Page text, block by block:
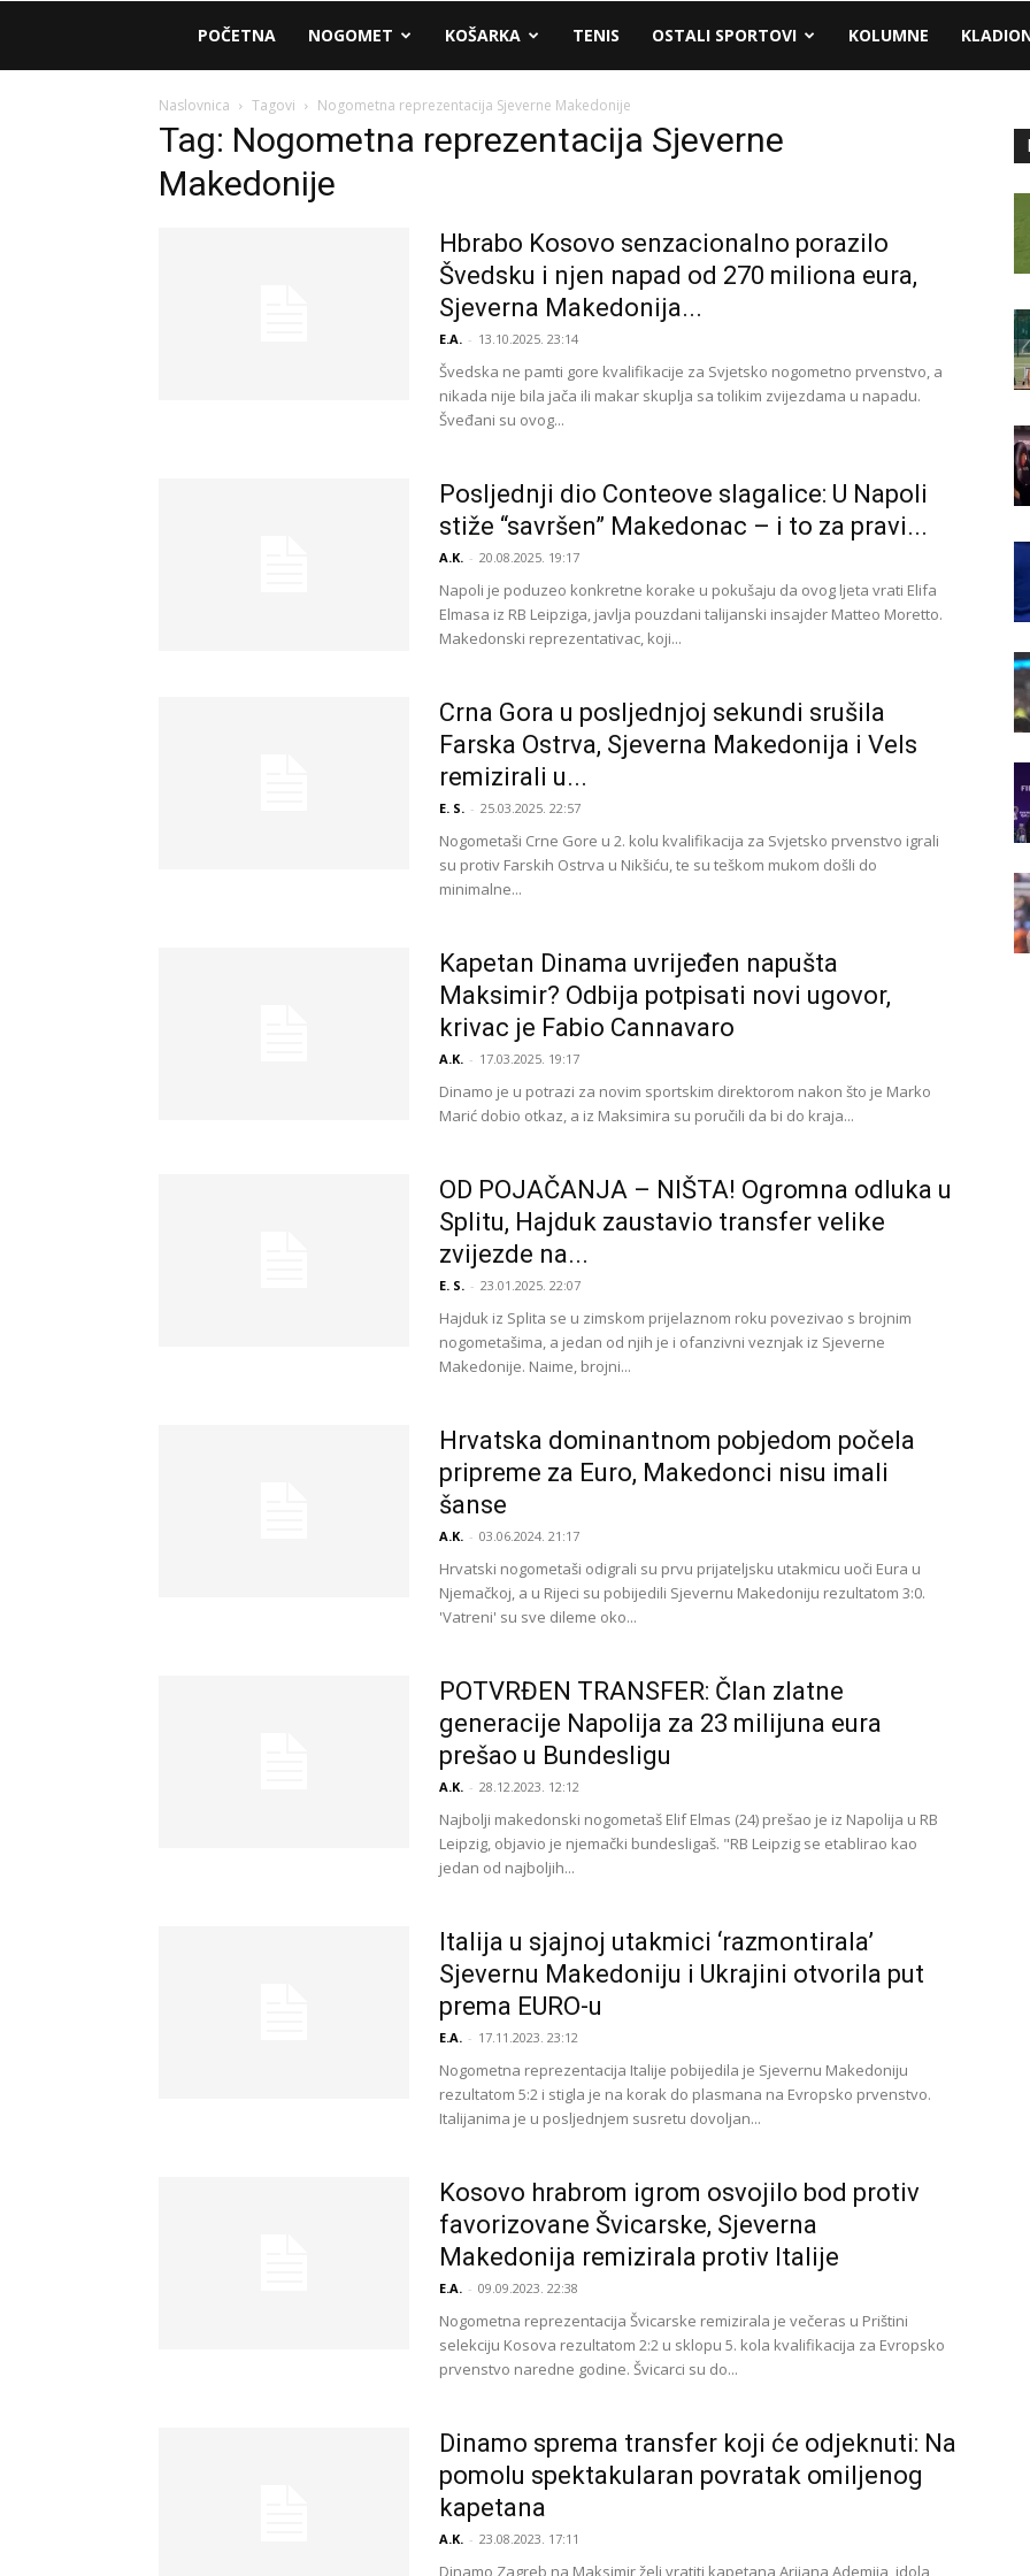
AM
Sport
POČETNA NOGOMET KOŠARKA TENIS OSTALI SPORTOVI KOLUMNE
Naslovnica Tagovi Nogometna reprezentacija Sjeverne Makedonije
Tag: Nogometna reprezentacija Sjeverne
Makedonije
Hbrabo Kosovo senzacionalno porazilo
Švedsku i njen napad od 270 miliona eura,
Sjeverna Makedonija...
E.A. - 13.10.2025. 23:14
Švedska ne pamti gore kvalifikacije za Svjetsko nogometno prvenstvo, a
nikada nije bila jača ili makar skuplja sa tolikim zvijezdama u napadu.
Šveđani su ovog...
Posljednji dio Conteove slagalice: U Napoli
stiže “savršen” Makedonac – i to za pravi...
A.K. - 20.08.2025. 19:17
Napoli je poduzeo konkretne korake u pokušaju da ovog ljeta vrati Elifa
Elmasa iz RB Leipziga, javlja pouzdani talijanski insajder Matteo Moretto.
Makedonski reprezentativac, koji...
Crna Gora u posljednjoj sekundi srušila
Farska Ostrva, Sjeverna Makedonija i Vels
remizirali u...
E. S. - 25.03.2025. 22:57
Nogometaši Crne Gore u 2. kolu kvalifikacija za Svjetsko prvenstvo igrali
su protiv Farskih Ostrva u Nikšiću, te su teškom mukom došli do
minimalne...
Kapetan Dinama uvrijeđen napušta
Maksimir? Odbija potpisati novi ugovor,
krivac je Fabio Cannavaro
A.K. - 17.03.2025. 19:17
Dinamo je u potrazi za novim sportskim direktorom nakon što je Marko
Marić dobio otkaz, a iz Maksimira su poručili da bi do kraja...
OD POJAČANJA – NIŠTA! Ogromna odluka u
Splitu, Hajduk zaustavio transfer velike
zvijezde na...
E. S. - 23.01.2025. 22:07
Hajduk iz Splita se u zimskom prijelaznom roku povezivao s brojnim
nogometašima, a jedan od njih je i ofanzivni veznjak iz Sjeverne
Makedonije. Naime, brojni...
Hrvatska dominantnom pobjedom počela
pripreme za Euro, Makedonci nisu imali
šanse
A.K. - 03.06.2024. 21:17
Hrvatski nogometaši odigrali su prvu prijateljsku utakmicu uoči Eura u
Njemačkoj, a u Rijeci su pobijedili Sjevernu Makedoniju rezultatom 3:0.
'Vatreni' su sve dileme oko...
POTVRĐEN TRANSFER: Član zlatne
generacije Napolija za 23 milijuna eura
prešao u Bundesligu
A.K. - 28.12.2023. 12:12
Najbolji makedonski nogometaš Elif Elmas (24) prešao je iz Napolija u RB
Leipzig, objavio je njemački bundesligaš. "RB Leipzig se etablirao kao
jedan od najboljih...
Italija u sjajnoj utakmici ‘razmontirala’
Sjevernu Makedoniju i Ukrajini otvorila put
prema EURO-u
E.A. - 17.11.2023. 23:12
Nogometna reprezentacija Italije pobijedila je Sjevernu Makedoniju
rezultatom 5:2 i stigla je na korak do plasmana na Evropsko prvenstvo.
Italijanima je u posljednjem susretu dovoljan...
Kosovo hrabrom igrom osvojilo bod protiv
favorizovane Švicarske, Sjeverna
Makedonija remizirala protiv Italije
E.A. - 09.09.2023. 22:38
Nogometna reprezentacija Švicarske remizirala je večeras u Prištini
selekciju Kosova rezultatom 2:2 u sklopu 5. kola kvalifikacija za Evropsko
prvenstvo naredne godine. Švicarci su do...
Dinamo sprema transfer koji će odjeknuti: Na
pomolu spektakularan povratak omiljenog
kapetana
A.K. - 23.08.2023. 17:11
Dinamo Zagreb na Maksimir želi vratiti kapetana Arijana Ademija, idola